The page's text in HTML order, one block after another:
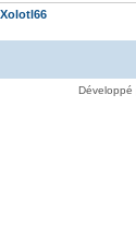
Xolotl66
Développé